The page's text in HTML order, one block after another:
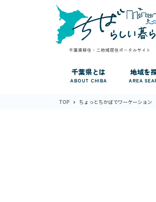
千葉県とは
ABOUT CHIBA
地域を
AREA
TOP ちょっとちかばでワーケーション